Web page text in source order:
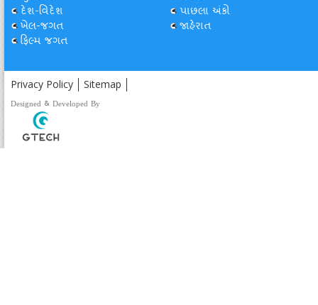
દેશ-વિદેશ
ખેલ-જગત
ફિલ્મ જગત
પાછલા અંકો
જાહેરાત
Privacy Policy Sitemap
Designed & Developed By